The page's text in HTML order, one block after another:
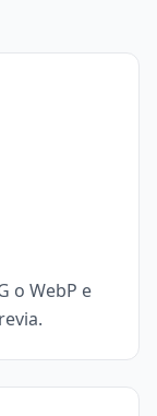
o WebP e